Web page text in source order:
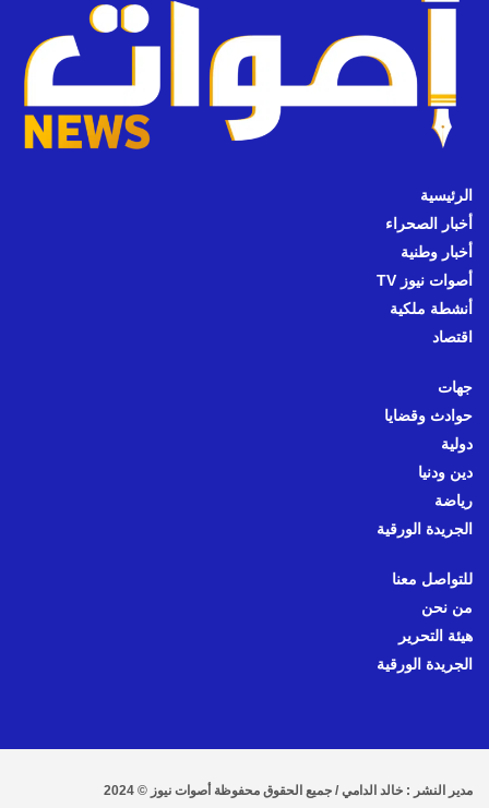
الرئيسية
أخبار الصحراء
أخبار وطنية
أصوات نيوز TV
أنشطة ملكية
اقتصاد
جهات
حوادث وقضايا
دولية
دين ودنيا
رياضة
الجريدة الورقية
للتواصل معنا
من نحن
هيئة التحرير
الجريدة الورقية
مدير النشر : خالد الدامي / جميع الحقوق محفوظة أصوات نيوز © 2024